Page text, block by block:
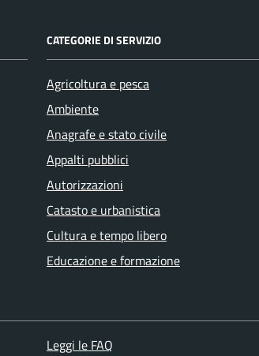
CATEGORIE DI SERVIZIO
Agricoltura e pesca
Ambiente
Anagrafe e stato civile
Appalti pubblici
Autorizzazioni
Catasto e urbanistica
Cultura e tempo libero
Educazione e formazione
Leggi le FAQ